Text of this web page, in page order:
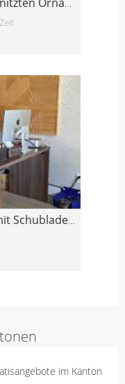
Arvenholzwiege mit geschnitzten Ornamenten
Schreibtisch, verstellbar mit Schubladensockel
im Kanton